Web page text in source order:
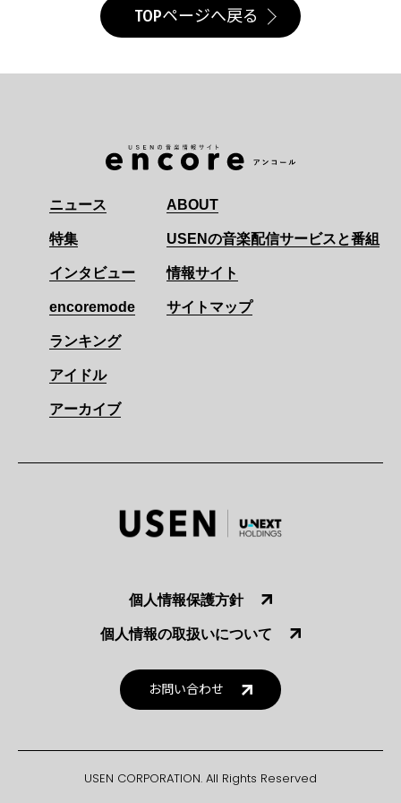
TOPページへ戻る
ニュース
特集
インタビュー
encoremode
ランキング
アイドル
アーカイブ
ABOUT
USENの音楽配信サービスと番組
情報サイト
サイトマップ
個人情報保護方針
個人情報の取扱いについて
お問い合わせ
USEN CORPORATION. All Rights Reserved